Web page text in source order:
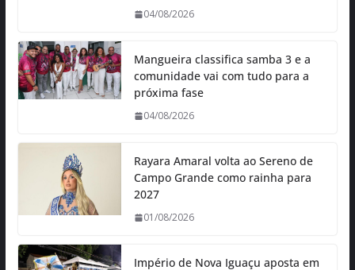
04/08/2026
Mangueira classifica samba 3 e a
comunidade vai com tudo para a
próxima fase
04/08/2026
Rayara Amaral volta ao Sereno de
Campo Grande como rainha para
2027
01/08/2026
Império de Nova Iguaçu aposta em